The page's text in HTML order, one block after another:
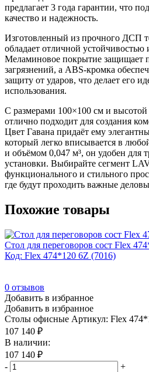
предлагает 3 года гарантии, что
качество и надежность.
Изготовленный из прочного ДСП
обладает отличной устойчивостью
Меламиновое покрытие защищает
загрязнений, а ABS-кромка
защиту от ударов, что делает его
использования.
С размерами 100×100 см и высотой
отлично подходит для создания
Цвет Гавана придаёт ему
который легко вписывается в
и объёмом 0,047 м³, он удобен для
установки. Выбирайте сегмент
функционального и стильного
где будут проходить важные
Похожие товары
Стол для переговоров сост Flex
Код: Flex 474*120 6Z (7016)
0 отзывов
Добавить в избранное
Добавить в избранное
Столы офисные Артикул: Flex
107 140 ₽
В наличии:
107 140 ₽
-
+